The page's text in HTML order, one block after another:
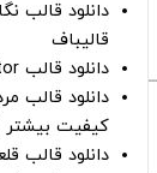
دانلود قالب
قالیباف
دانلود قالب kylian dictator
کیفیت بیشتر
دانلود قالب